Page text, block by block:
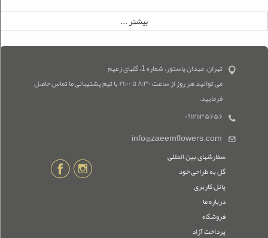
تهران، میدان پاستور، شماره 1، گلهای زعیم
می توانید هر روز از ساعت ۸:۳۰ تا ۲۱:۰۰ با تیم پشتیبانی ما تماس حاصل
فرمایید.
۰۹۱۲۱۱۳۵۶۵۶
info@zaeemflowers.com
سفارشهای بین المللی
گل به طراحی خود
پانل کاربری
درباره ما
فروشگاه
پرداخت آزاد